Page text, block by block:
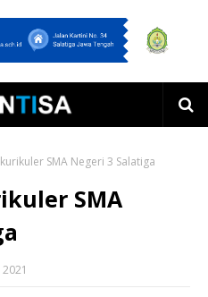
SMA Negeri 3 Salatiga
SMA
2021